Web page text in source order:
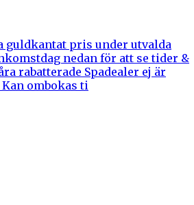
guldkantat pris under utvalda
nedan för att se tider &
rabatterade Spadealer ej är
ombokas ti